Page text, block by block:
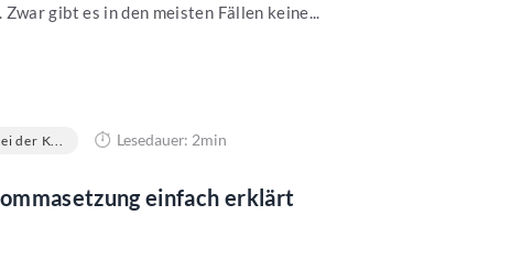
gibt es in den meisten Fällen keine...
der K... Lesedauer: 2min
einfach erklärt